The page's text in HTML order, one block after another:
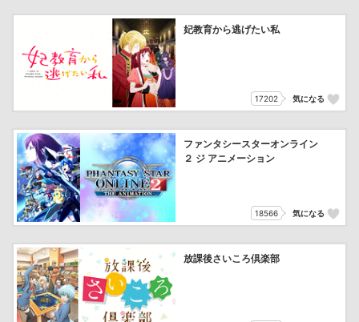
妃教育から逃げたい私
17202 気になる
ファンタシースターオンライン
２ ジ アニメーション
18566 気になる
放課後さいころ倶楽部